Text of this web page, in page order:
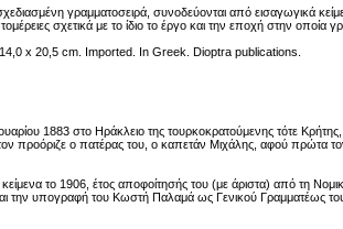
γραμματοσειρά, συνοδεύονται από εισαγωγικά
σχετικά με το ίδιο το έργο και την εποχή στην οποία
x 20,5 cm. Imported. In Greek. Dioptra publications.
1883 στο Ηράκλειο της τουρκοκρατούμενης τότε Κρήτης,
προόριζε ο πατέρας του, ο καπετάν Μιχάλης, αφού πρώτα
το 1906, έτος αποφοίτησής του (με άριστα) από τη
την υπογραφή του Κωστή Παλαμά ως Γενικού Γραμματέως